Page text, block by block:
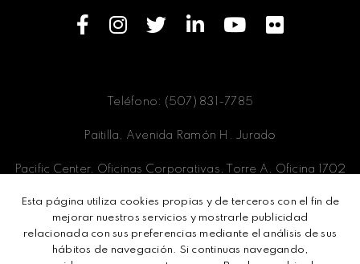
Teléfono: (507) 831-7785
Paitilla, Avenida Ramón H. Jurado
Pacific Center, Oficinas Corporativas, Torre A, Oficina 1702
Panamá, Ciudad de Panamá
Esta página utiliza cookies propias y de terceros con el fin de
mejorar nuestros servicios y mostrarle publicidad
relacionada con sus preferencias mediante el análisis de sus
hábitos de navegación. Si continuas navegando,